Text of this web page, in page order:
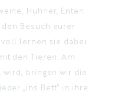
Hühner, Enten
Besuch eurer
lernen sie dabei
den Tieren. Am
wird, bringen wir die
„ins Bett“ in ihre